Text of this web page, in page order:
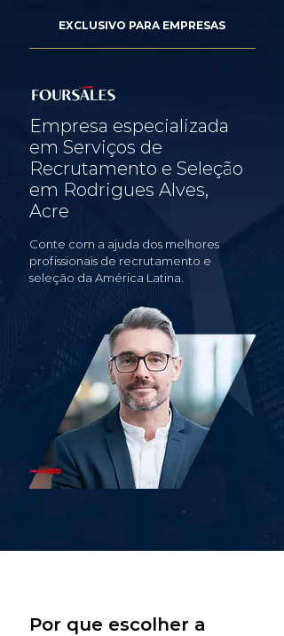
EXCLUSIVO PARA EMPRESAS
Empresa especializada
em Serviços de
Recrutamento e Seleção
em Rodrigues Alves,
Acre
Conte com a ajuda dos melhores
profissionais de recrutamento e
seleção da América Latina.
Por que escolher a